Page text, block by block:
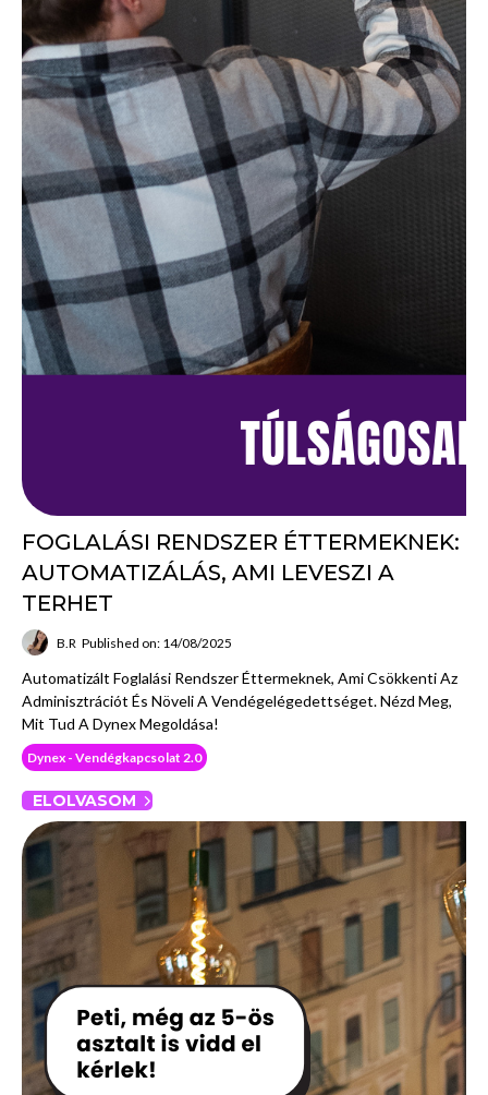
FOGLALÁSI RENDSZER ÉTTERMEKNEK:
AUTOMATIZÁLÁS, AMI LEVESZI A
TERHET
B.R Published on: 14/08/2025
Automatizált Foglalási Rendszer Éttermeknek, Ami Csökkenti Az
Adminisztrációt És Növeli A Vendégelégedettséget. Nézd Meg,
Mit Tud A Dynex Megoldása!
Dynex - Vendégkapcsolat 2.0
ELOLVASOM